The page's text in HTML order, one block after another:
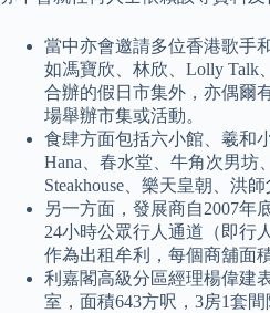
當中亦會邀請多位香港歌手
如馮寶欣、林欣、Lolly Talk
合辦的假日市集外，亦偶爾
場舉辦市集或活動。
食肆方面包括六小館、羲和
Hana、春水堂、牛角次男坊
Steakhouse、樂天皇朝、洪
另一方面，發展商自2007年
24小時公眾行人通道（即行
作為出租牟利，每個商舖面
利嘉閣高級分區經理楊偉建
室，面積643方呎，3房1套